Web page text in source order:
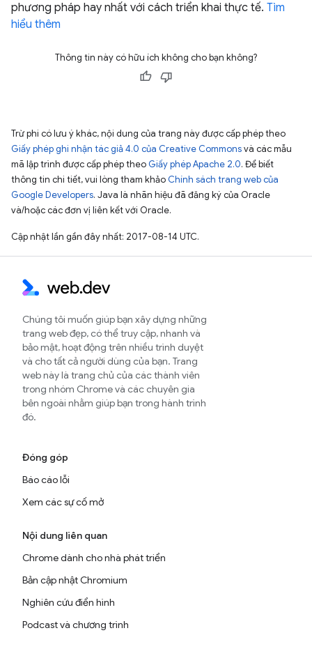
phương pháp hay nhất với cách triển khai thực tế. Tìm
hiểu thêm
Thông tin này có hữu ích không cho bạn không?
Trừ phi có lưu ý khác, nội dung của trang này được cấp phép theo
Giấy phép ghi nhận tác giả 4.0 của Creative Commonsvà các mẫu
mã lập trình được cấp phép theo Giấy phép Apache 2.0. Để biết
thông tin chi tiết, vui lòng tham khảo Chính sách trang web của
Google Developers. Java là nhãn hiệu đã đăng ký của Oracle
và/hoặc các đơn vị liên kết với Oracle.
Cập nhật lần gần đây nhất: 2017-08-14 UTC.
Chúng tôi muốn giúp bạn xây dựng những
trang web đẹp, có thể truy cập, nhanh và
bảo mật, hoạt động trên nhiều trình duyệt
và cho tất cả người dùng của bạn. Trang
web này là trang chủ của các thành viên
trong nhóm Chrome và các chuyên gia
bên ngoài nhằm giúp bạn trong hành trình
đó.
Đóng góp
Báo cáo lỗi
Xem các sự cố mở
Nội dung liên quan
Chrome dành cho nhà phát triển
Bản cập nhật Chromium
Nghiên cứu điển hình
Podcast và chương trình